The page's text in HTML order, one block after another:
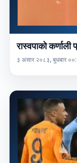
रास्वपाको
३ असार २०८३, बुधबार